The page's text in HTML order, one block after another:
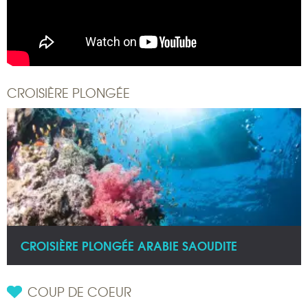
CROISIÈRE PLONGÉE
CROISIÈRE PLONGÉE ARABIE SAOUDITE
COUP DE COEUR